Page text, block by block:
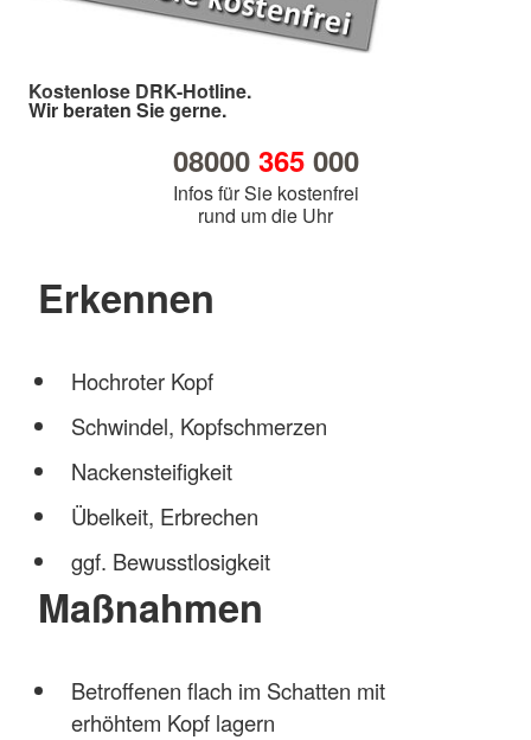
Kostenlose DRK-Hotline.
Wir beraten Sie gerne.
08000 365000
Infos für Sie kostenfrei
rund um die Uhr
Erkennen
Hochroter Kopf
Schwindel, Kopfschmerzen
Nackensteifigkeit
Übelkeit, Erbrechen
ggf. Bewusstlosigkeit
Maßnahmen
Betroffenen flach im Schatten mit
erhöhtem Kopf lagern